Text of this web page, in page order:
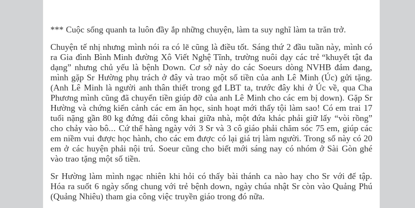
*** Cuộc sống quanh ta luôn đầy ắp những chuyện, làm ta suy nghĩ làm ta trăn trở.
Chuyện tế nhị nhưng mình nói ra có lẽ cũng là điều tốt. Sáng thứ 2 đầu tuần này, mình có
ra Gia đình Bình Minh đường Xô Viết Nghệ Tĩnh, trường nuôi dạy các trẻ “khuyết tật đa
dạng” nhưng chủ yếu là bệnh Down. Cơ sở này do các Soeurs dòng NVHB đảm đang,
mình gặp Sr Hường phụ trách ở đây và trao một số tiền của anh Lê Minh (Úc) gửi tặng.
(Anh Lê Minh là người anh thân thiết trong gđ LBT ta, trước đây khi ở Úc về, qua Cha
Phương mình cũng đã chuyển tiền giúp đỡ của anh Lê Minh cho các em bị down). Gặp Sr
Hường và chứng kiến cảnh các em ăn học, sinh hoạt mới thấy tội làm sao! Có em trai 17
tuổi nặng gần 80 kg đứng đái công khai giữa nhà, một đứa khác phải giữ lấy “vòi rồng”
cho chảy vào bô... Cứ thế hàng ngày với 3 Sr và 3 cô giáo phải chăm sóc 75 em, giúp các
em niềm vui được học hành, cho các em được có lại giá trị làm người. Trong số này có 20
em ở các huyện phải nội trú. Soeur cũng cho biết mới sáng nay có nhóm ở Sài Gòn ghé
vào trao tặng một số tiền.
Sr Hường làm mình ngạc nhiên khi hỏi có thấy bài thánh ca nào hay cho Sr với để tập.
Hóa ra suốt 6 ngày sống chung với trẻ bệnh down, ngày chúa nhật Sr còn vào Quảng Phú
(Quảng Nhiêu) tham gia công việc truyền giáo trong đó nữa.